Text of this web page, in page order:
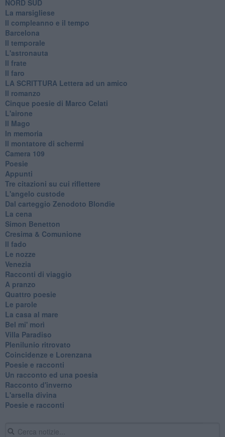
​NORD SUD
La marsigliese
Il compleanno e il tempo
Barcelona
Il temporale
L'astronauta
Il frate
Il faro
​LA SCRITTURA Lettera ad un amico
Il romanzo
Cinque poesie di Marco Celati
L'airone
Il Mago
In memoria
Il montatore di schermi
Camera 109
Poesie
Appunti
Tre citazioni su cui riflettere
L'angelo custode
Dal carteggio Zenodoto Blondie
La cena
Simon Benetton
Cresima & Comunione
Il fado
Le nozze
Venezia
Racconti di viaggio
A pranzo
Quattro poesie
Le parole
La casa al mare
Bel mi' morì
Villa Paradiso
Plenilunio ritrovato
Coincidenze e Lorenzana
Poesie e racconti
Un racconto ed una poesia
Racconto d'inverno
​L'arsella divina
Poesie e racconti